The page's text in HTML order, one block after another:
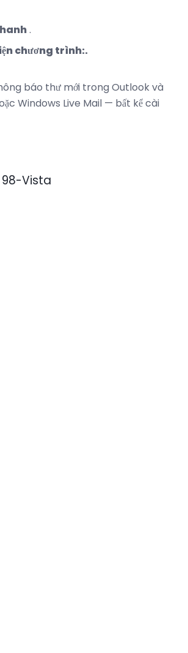
.
chương trình:.
báo thư mới trong Outlook và
Windows Live Mail — bất kể cài
Vista